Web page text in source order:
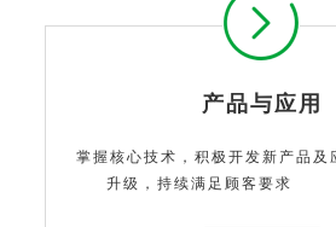
产品与应用
掌握核心技术，积极开发新产品及
升级，持续满足顾